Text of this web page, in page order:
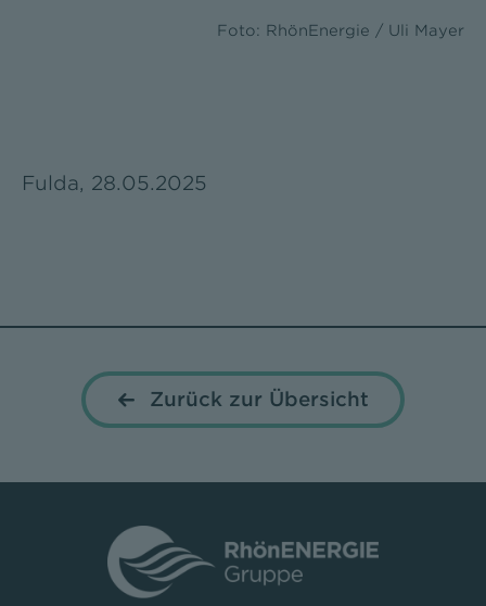
Foto: RhönEnergie / Uli Mayer
Fulda, 28.05.2025
Zurück zur Übersicht